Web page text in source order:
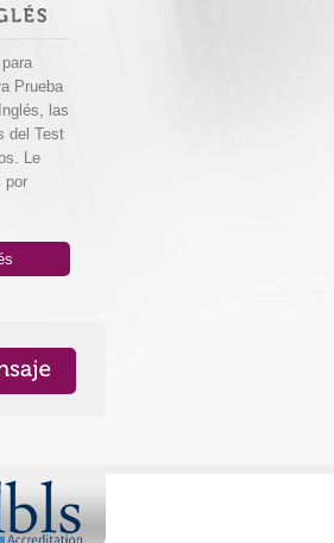
Prueba
las
del Test
Le
por